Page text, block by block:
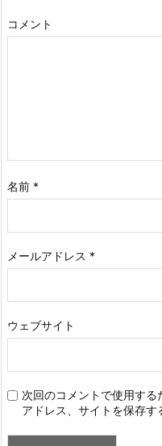
コメント
名前 *
メールアドレス *
ウェブサイト
次回のコメントで使用す
アドレス、サイトを保存す